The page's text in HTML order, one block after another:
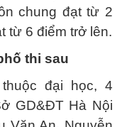
chung đạt từ 2
từ 6 điểm trở lên.
thi sau
đại học, 4
GD&ĐT Hà Nội